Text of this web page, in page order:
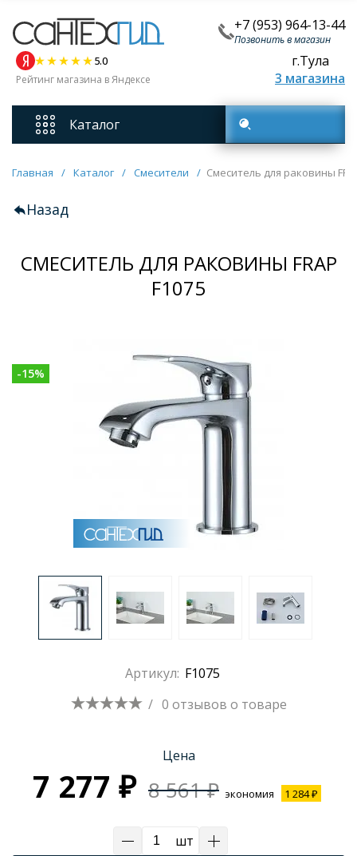
+7 (953) 964-13-44
Позвонить в магазин
5.0
Рейтинг магазина в Яндексе
г.Тула
3 магазина
Каталог
Смесители
Унитазы
Мебель для ванных комнат
Кухонные мойки
Раковины
Душевые кабины
Аксессуары для ванных комнат
Зеркала
Душевые поддоны
Душевые уголки и ограждения
Главная / Каталог / Смесители / Смеситель для раковины
Назад
СМЕСИТЕЛЬ ДЛЯ РАКОВИНЫ FRAP
F1075
-15%
Артикул: F1075
/ 0 отзывов о товаре
Цена
7 277 ₽ 8 561 ₽ экономия 1 284 ₽
шт